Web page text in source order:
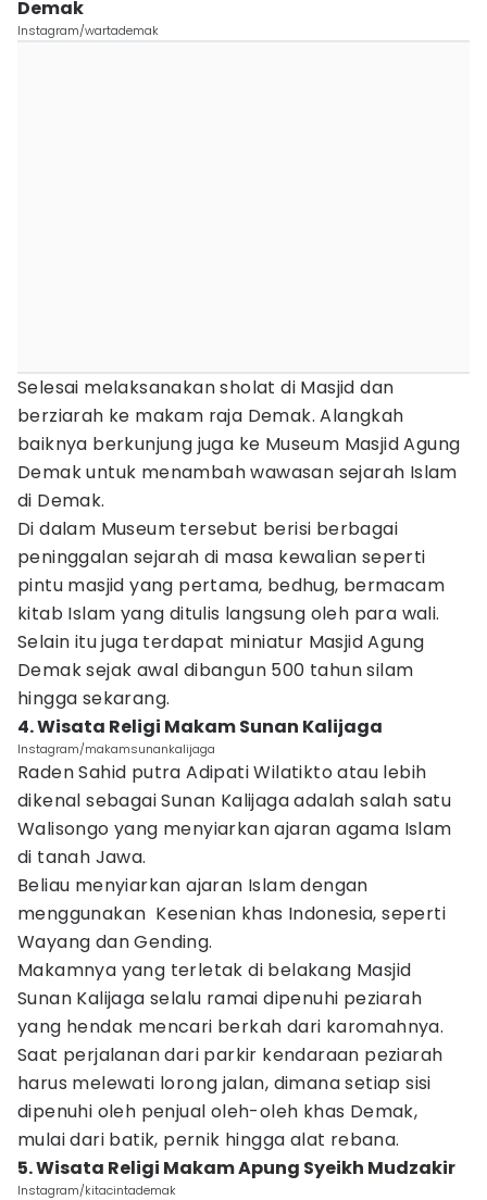
Demak
Instagram/wartademak
Selesai melaksanakan sholat di Masjid dan
berziarah ke makam raja Demak. Alangkah
baiknya berkunjung juga ke Museum Masjid Agung
Demak untuk menambah wawasan sejarah Islam
di Demak.
Di dalam Museum tersebut berisi berbagai
peninggalan sejarah di masa kewalian seperti
pintu masjid yang pertama, bedhug, bermacam
kitab Islam yang ditulis langsung oleh para wali.
Selain itu juga terdapat miniatur Masjid Agung
Demak sejak awal dibangun 500 tahun silam
hingga sekarang.
4. Wisata Religi Makam Sunan Kalijaga
Instagram/makamsunankalijaga
Raden Sahid putra Adipati Wilatikto atau lebih
dikenal sebagai Sunan Kalijaga adalah salah satu
Walisongo yang menyiarkan ajaran agama Islam
di tanah Jawa.
Beliau menyiarkan ajaran Islam dengan
menggunakan Kesenian khas Indonesia, seperti
Wayang dan Gending.
Makamnya yang terletak di belakang Masjid
Sunan Kalijaga selalu ramai dipenuhi peziarah
yang hendak mencari berkah dari karomahnya.
Saat perjalanan dari parkir kendaraan peziarah
harus melewati lorong jalan, dimana setiap sisi
dipenuhi oleh penjual oleh-oleh khas Demak,
mulai dari batik, pernik hingga alat rebana.
5. Wisata Religi Makam Apung Syeikh Mudzakir
Instagram/kitacintademak